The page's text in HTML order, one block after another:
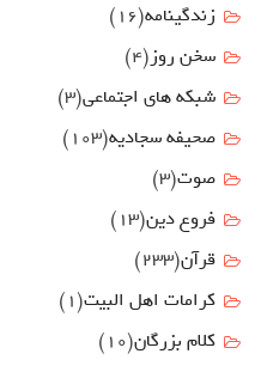
زندگینامه(16)
سخن روز(4)
شبکه های اجتماعی(3)
صحیفه سجادیه(103)
صوت(3)
فروع دين(13)
قرآن(233)
كرامات اهل البيت(1)
کلام بزرگان(10)